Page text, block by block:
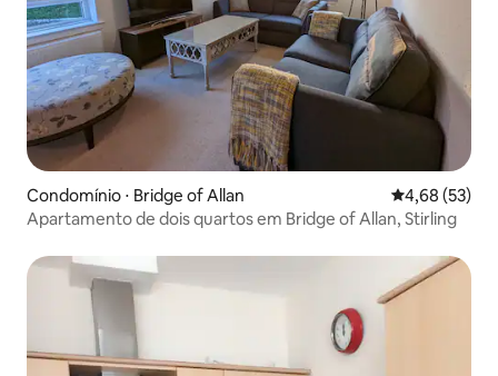
Condomínio ⋅ Bridge of Allan 4,68 de uma
4,68 (53)
Apartamento de dois quartos em Bridge of Allan, Stirling